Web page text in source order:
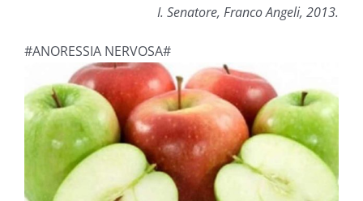
I. Senatore, Franco Angeli, 2013.
#ANORESSIA NERVOSA#